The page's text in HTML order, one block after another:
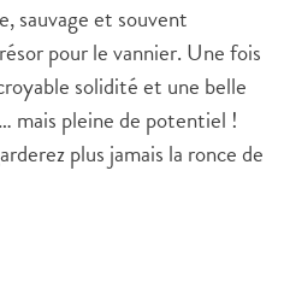
sauvage et souvent
pour le vannier. Une fois
solidité et une belle
mais pleine de potentiel !
plus jamais la ronce de